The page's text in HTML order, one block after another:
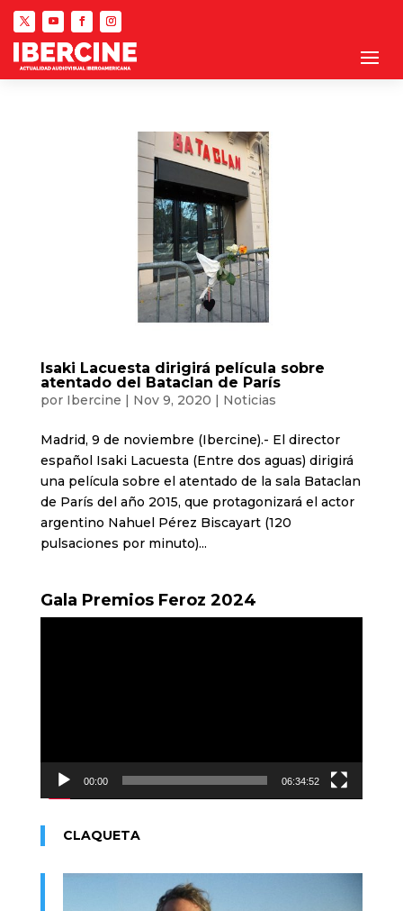
Isaki Lacuesta dirigirá película sobre
atentado del Bataclan de París
por Ibercine | Nov 9, 2020 | Noticias
Madrid, 9 de noviembre (Ibercine).- El director
español Isaki Lacuesta (Entre dos aguas) dirigirá
una película sobre el atentado de la sala Bataclan
de París del año 2015, que protagonizará el actor
argentino Nahuel Pérez Biscayart (120
pulsaciones por minuto)...
Gala Premios Feroz 2024
00:00 06:34:52
CLAQUETA